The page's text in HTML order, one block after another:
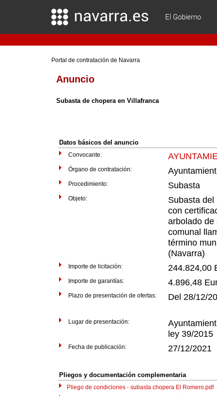
El Gobierno
Portal de contratación de Navarra
Anuncio
Subasta de chopera en Villafranca
Datos básicos del anuncio
Convocante:
Órgano de contratación:
Procedimiento: Subasta
Objeto:
Subasta
con
arbolado de
comunal
término
(Navarra)
Importe de licitación: 244.824,00
Importe de garantías: 4.896,48
Plazo de presentación de ofertas: Del 28/12/
Lugar de presentación:
ley 39/2015
Fecha de publicación: 27/12/2021
Pliegos y documentación complementaria
Pliego de condiciones - subasta chopera El Romero.pdf